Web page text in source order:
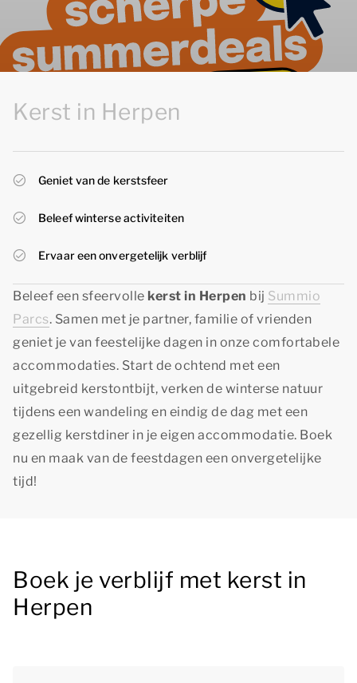
Kerst in Herpen
Geniet van de kerstsfeer
Beleef winterse activiteiten
Ervaar een onvergetelijk verblijf
Beleef een sfeervolle kerst in Herpen bij Summio
Parcs. Samen met je partner, familie of vrienden
geniet je van feestelijke dagen in onze comfortabele
accommodaties. Start de ochtend met een
uitgebreid kerstontbijt, verken de winterse natuur
tijdens een wandeling en eindig de dag met een
gezellig kerstdiner in je eigen accommodatie. Boek
nu en maak van de feestdagen een onvergetelijke
tijd!
Boek je verblijf met kerst in
Herpen